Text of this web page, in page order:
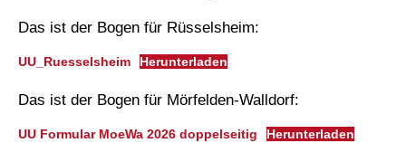
Das ist der Bogen für Rüsselsheim:
UU_Ruesselsheim Herunterladen
Das ist der Bogen für Mörfelden-Walldorf:
UU Formular MoeWa 2026 doppelseitig Herunterladen